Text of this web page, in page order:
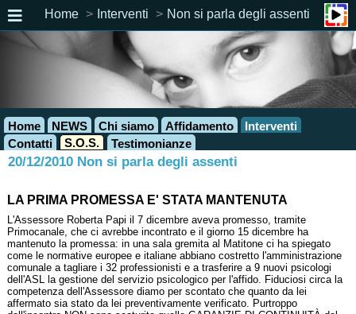
Home Interventi Non si parla degli assenti
Home NEWS Chi siamo Affidamento
Interventi
Contatti
S.O.S. Testimonianze
20/12/2010 Non si parla degli assenti
LA PRIMA PROMESSA E' STATA MANTENUTA
L'Assessore Roberta Papi il 7 dicembre aveva promesso, tramite
Primocanale, che ci avrebbe incontrato e il giorno 15 dicembre ha
mantenuto la promessa: in una sala gremita al Matitone ci ha spiegato
come le normative europee e italiane abbiano costretto l'amministrazione
comunale a tagliare i 32 professionisti e a trasferire a 9 nuovi psicologi
dell'ASL la gestione del servizio psicologico per l'affido. Fiduciosi circa la
competenza dell'Assessore diamo per scontato che quanto da lei
affermato sia stato da lei preventivamente verificato. Purtroppo